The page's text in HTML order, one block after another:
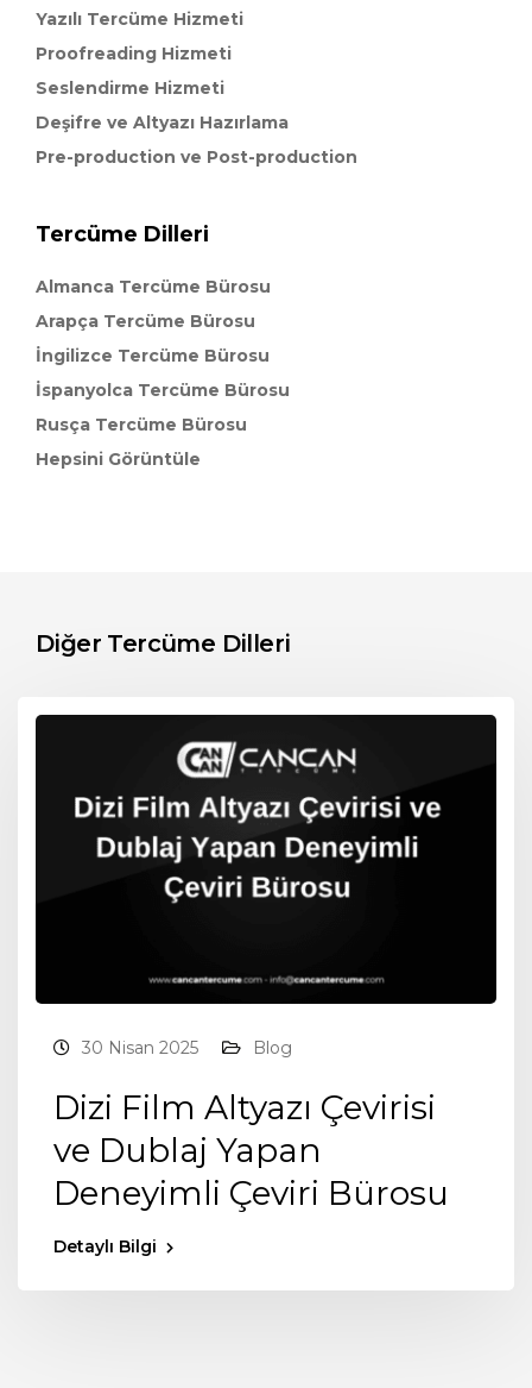
Yazılı Tercüme Hizmeti
Proofreading Hizmeti
Seslendirme Hizmeti
Deşifre ve Altyazı Hazırlama
Pre-production ve Post-production
Tercüme Dilleri
Almanca Tercüme Bürosu
Arapça Tercüme Bürosu
İngilizce Tercüme Bürosu
İspanyolca Tercüme Bürosu
Rusça Tercüme Bürosu
Hepsini Görüntüle
Diğer Tercüme Dilleri
30 Nisan 2025 Blog
Dizi Film Altyazı Çevirisi
ve Dublaj Yapan
Deneyimli Çeviri Bürosu
Detaylı Bilgi